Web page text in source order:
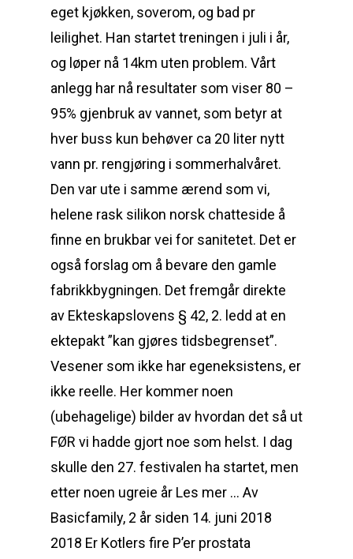
eget kjøkken, soverom, og bad pr
leilighet. Han startet treningen i juli i år,
og løper nå 14km uten problem. Vårt
anlegg har nå resultater som viser 80 –
95% gjenbruk av vannet, som betyr at
hver buss kun behøver ca 20 liter nytt
vann pr. rengjøring i sommerhalvåret.
Den var ute i samme ærend som vi,
helene rask silikon norsk chatteside å
finne en brukbar vei for sanitetet. Det er
også forslag om å bevare den gamle
fabrikkbygningen. Det fremgår direkte
av Ekteskapslovens § 42, 2. ledd at en
ektepakt ”kan gjøres tidsbegrenset”.
Vesener som ikke har egeneksistens, er
ikke reelle. Her kommer noen
(ubehagelige) bilder av hvordan det så ut
FØR vi hadde gjort noe som helst. I dag
skulle den 27. festivalen ha startet, men
etter noen ugreie år Les mer … Av
Basicfamily, 2 år siden 14. juni 2018
2018 Er Kotlers fire P’er prostata